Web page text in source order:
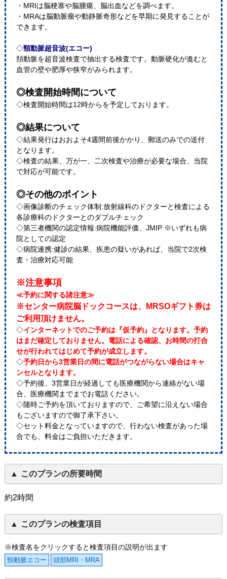
・MRIは脳梗塞や脳腫瘍、脳出血などを調べます。
・MRAは脳動脈瘤や動静脈奇形などを早期に発見することが
できます。
◇頸動脈超音波(エコー)
頚動脈を超音波検査で抽出する検査です。動脈硬化が進むと
血管の壁や肥厚や狭窄がみられます。
◎検査開始時間について
◇検査開始時間は12時からを予定しております。
◎結果について
◇結果発行はおおよそ4週間前後かかり、郵送のみでの送付
となります。
◇検査の結果、万が一、二次検査や治療が必要な場合、当院
で対応が可能です。
◎その他のポイント
◇画像診断のチェック体制:放射線科のドクターと検査による
各診療科のドクターとのダブルチェック
◇第三者機関の認定情報:病院機能評価、JMIP ※いずれも病
院としての認定
◇病院連携:健診の結果、疾患の疑いがあれば、当院で2次検
査・治療対応可能
※注意事項
≪予約に関する諸注意≫
※センター病院脳ドックコースは、MRSOギフト券は
ご利用頂けません。
◇インターネットでのご予約は『仮予約』となります。予約
はまだ確定しておりません。電話による確認、お時間の打合
せが行われてはじめて予約が成立します。
◇予約日から3営業日の間に電話がつながらない場合はキャ
ンセルとなります。
◇予約後、3営業日が経過しても医療機関から連絡がない場
合、医療機関までまでお電話ください。
◇随時ご予約を頂いておりますので、ご希望に沿えない場合
もございますので御了承下さい。
◇セット料金となっていますので、行わない検査があった場
合でも、料金はご負担いただきます。
このプランの所要時間
約2時間
このプランの検査項目
※検査名をクリックすると検査項目の説明が出ます
頸動脈エコー 頭部MRI・MRA